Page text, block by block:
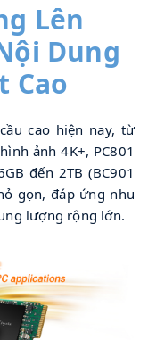
Lên
Dung
Cao
cao hiện nay, từ
ảnh 4K+, PC801
đến 2TB (BC901
gọn, đáp ứng nhu
lượng rộng lớn.